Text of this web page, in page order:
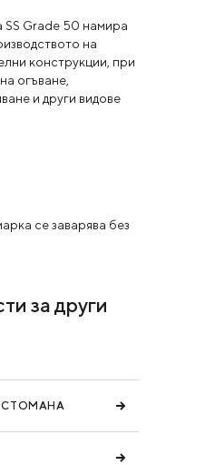
Grade 50 намира
на
конструкции, при
огъване,
и други видове
се заварява без
за други